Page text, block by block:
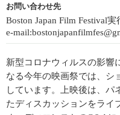
お問い合わせ先
Boston Japan Film Festival
e-
新型コロナウィルスの影響
なる今年の映画祭では、シ
しています。上映後は、パ
たディスカッションをライ